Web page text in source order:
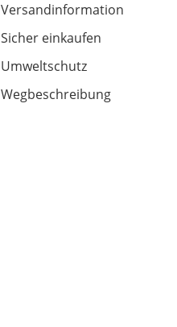
Versandinformation
Sicher einkaufen
Umweltschutz
Wegbeschreibung